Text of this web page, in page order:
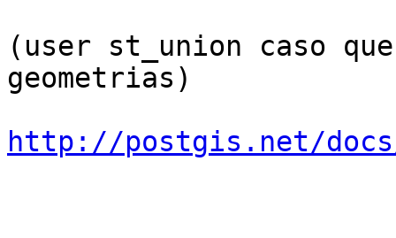
(user st_union caso
geometrias)
http://postgis.net/